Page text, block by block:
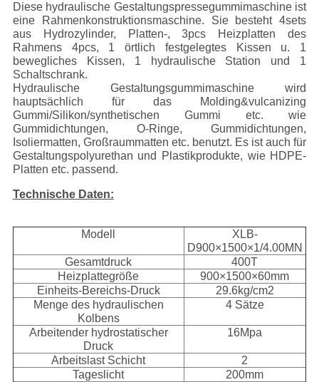
Diese hydraulische Gestaltungspressegummimaschine ist
eine Rahmenkonstruktionsmaschine. Sie besteht 4sets
aus Hydrozylinder, Platten-, 3pcs Heizplatten des
Rahmens 4pcs, 1 örtlich festgelegtes Kissen u. 1
bewegliches Kissen, 1 hydraulische Station und 1
Schaltschrank.
Hydraulische Gestaltungsgummimaschine wird
hauptsächlich für das Molding&vulcanizing
Gummi/Silikon/synthetischen Gummi etc. wie
Gummidichtungen, O-Ringe, Gummidichtungen,
Isoliermatten, Großraummatten etc. benutzt. Es ist auch für
Gestaltungspolyurethan und Plastikprodukte, wie HDPE-
Platten etc. passend.
Technische Daten:
Modell
XLB-
D900×1500×1/4.00MN
Gesamtdruck
400T
Heizplattegröße
900×1500×60mm
Einheits-Bereichs-Druck
29.6kg/cm2
Menge des hydraulischen
Kolbens
4 Sätze
Arbeitender hydrostatischer
Druck
16Mpa
Arbeitslast Schicht
2
Tageslicht
200mm